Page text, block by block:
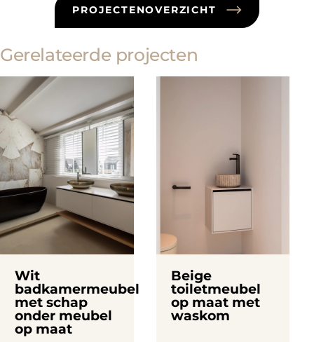
PROJECTENOVERZICHT
Gerelateerde projecten
Wit
badkamermeubel
met schap
onder meubel
op maat
Beige
toiletmeubel
op maat met
waskom